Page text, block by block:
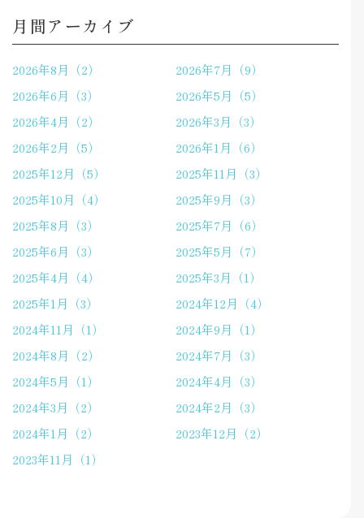
月間アーカイブ
2026年8月（2）
2026年7月（9）
2026年6月（3）
2026年5月（5）
2026年4月（2）
2026年3月（3）
2026年2月（5）
2026年1月（6）
2025年12月（5）
2025年11月（3）
2025年10月（4）
2025年9月（3）
2025年8月（3）
2025年7月（6）
2025年6月（3）
2025年5月（7）
2025年4月（4）
2025年3月（1）
2025年1月（3）
2024年12月（4）
2024年11月（1）
2024年9月（1）
2024年8月（2）
2024年7月（3）
2024年5月（1）
2024年4月（3）
2024年3月（2）
2024年2月（3）
2024年1月（2）
2023年12月（2）
2023年11月（1）